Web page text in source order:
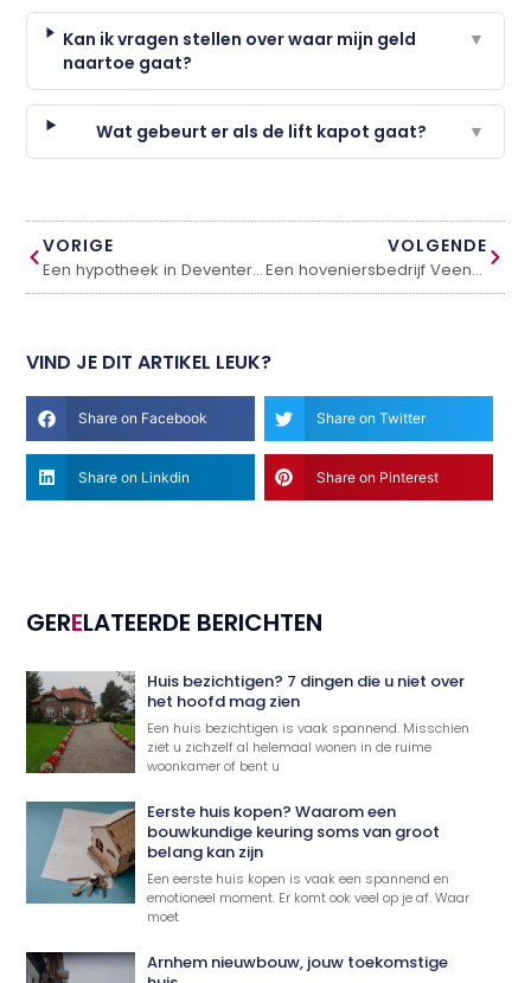
Kan ik vragen stellen over waar mijn geld
naartoe gaat?
▼
Wat gebeurt er als de lift kapot gaat? ▼
VORIGE
Een hypotheek in Deventer nodig?
VOLGENDE
Een hoveniersbedrijf Veenendaal inschakelen
VIND JE DIT ARTIKEL LEUK?
Share on Facebook Share on Twitter
Share on Linkdin Share on Pinterest
GERELATEERDE BERICHTEN
Huis bezichtigen? 7 dingen die u niet over
het hoofd mag zien
Een huis bezichtigen is vaak spannend. Misschien
ziet u zichzelf al helemaal wonen in de ruime
woonkamer of bent u
Eerste huis kopen? Waarom een
bouwkundige keuring soms van groot
belang kan zijn
Een eerste huis kopen is vaak een spannend en
emotioneel moment. Er komt ook veel op je af. Waar
moet
Arnhem nieuwbouw, jouw toekomstige